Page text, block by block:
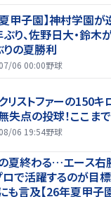
夏甲子園】神村学園
り、佐野日大・鈴
の夏勝利
06 00:00野球
リストファーの150
失点の投球！ここま
06 19:54野球
夏終わる…エース右
ロで活躍するのが目標
も言及【26年夏甲子